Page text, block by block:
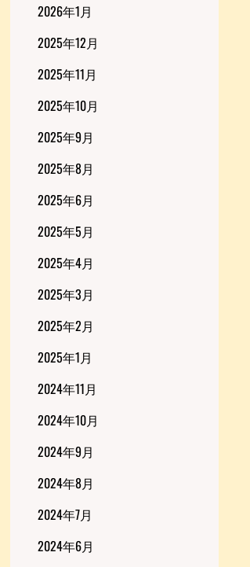
2026年1月
2025年12月
2025年11月
2025年10月
2025年9月
2025年8月
2025年6月
2025年5月
2025年4月
2025年3月
2025年2月
2025年1月
2024年11月
2024年10月
2024年9月
2024年8月
2024年7月
2024年6月